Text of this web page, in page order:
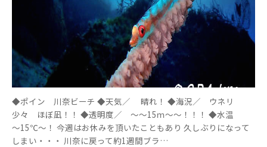
◆ポイン 川奈ビーチ ◆天気／ 晴れ！ ◆海況／ ウネリ
少々 ほぼ凪！！ ◆透明度／ ～～15ｍ～～！！！ ◆水温
～15℃～！ 今週はお休みを頂いたこともあり 久しぶりになって
しまい・・・ 川奈に戻って約1週間ブラ…